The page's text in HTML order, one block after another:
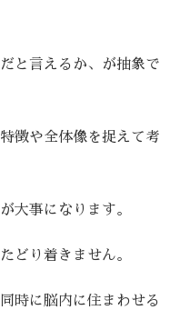
と言えるか、が抽象で
徴や全体像を捉えて考
大事になります。
どり着きません。
時に脳内に住まわせる